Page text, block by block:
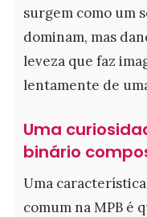
surgem como um
dominam, mas
leveza que faz
lentamente de
Uma
binário
Uma
comum na MPB é